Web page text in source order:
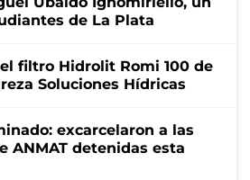
de La Plata
filtro Hidrolit Romi 100 de
Soluciones Hídricas
excarcelaron a las
ANMAT detenidas esta